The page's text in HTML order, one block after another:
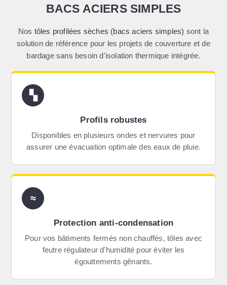
BACS ACIERS SIMPLES
Nos tôles profilées sèches (bacs aciers simples) sont la
solution de référence pour les projets de couverture et de
bardage sans besoin d'isolation thermique intégrée.
▚
Profils robustes
Disponibles en plusieurs ondes et nervures pour
assurer une évacuation optimale des eaux de pluie.
≈
Protection anti-condensation
Pour vos bâtiments fermés non chauffés, tôles avec
feutre régulateur d'humidité pour éviter les
égouttements gênants.